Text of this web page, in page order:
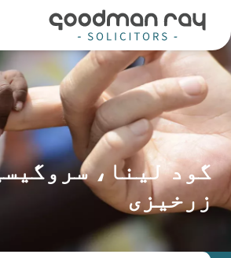
گود لینا،
زرخیزی